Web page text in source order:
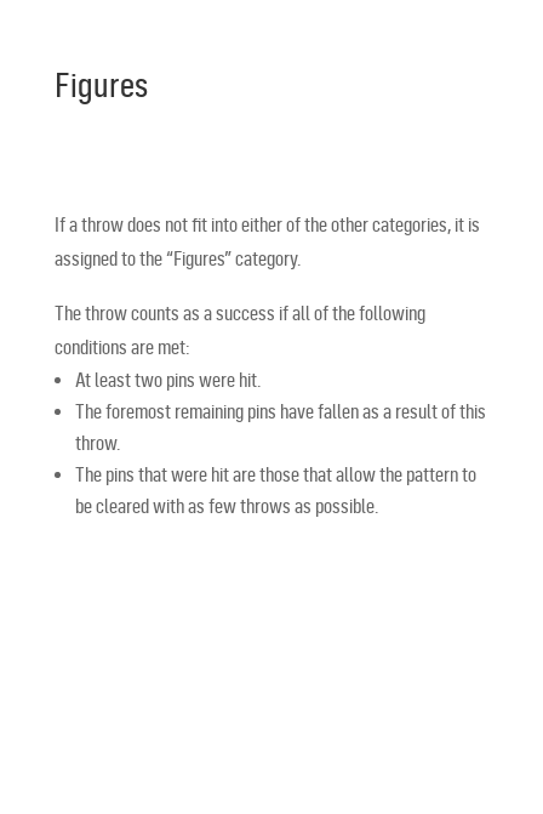
Figures
If a throw does not fit into either of the other categories, it is
assigned to the “Figures” category.
The throw counts as a success if all of the following
conditions are met:
At least two pins were hit.
The foremost remaining pins have fallen as a result of this
throw.
The pins that were hit are those that allow the pattern to
be cleared with as few throws as possible.